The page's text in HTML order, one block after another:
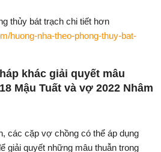
thủy bát trạch chi tiết hơn
huong-nha-theo-phong-thuy-bat-
khác giải quyết mâu
Mậu Tuất và vợ 2022 Nhâm
các cặp vợ chồng có thể áp dụng
giải quyết những mâu thuẫn trong